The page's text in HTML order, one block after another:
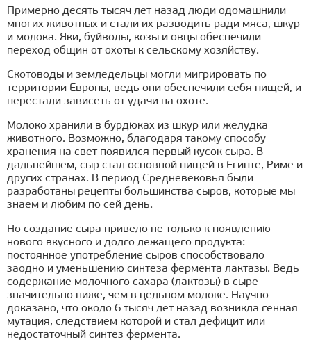
Примерно десять тысяч лет назад люди одомашнили
многих животных и стали их разводить ради мяса, шкур
и молока. Яки, буйволы, козы и овцы обеспечили
переход общин от охоты к сельскому хозяйству.
Скотоводы и земледельцы могли мигрировать по
территории Европы, ведь они обеспечили себя пищей, и
перестали зависеть от удачи на охоте.
Молоко хранили в бурдюках из шкур или желудка
животного. Возможно, благодаря такому способу
хранения на свет появился первый кусок сыра. В
дальнейшем, сыр стал основной пищей в Египте, Риме и
других странах. В период Средневековья были
разработаны рецепты большинства сыров, которые мы
знаем и любим по сей день.
Но создание сыра привело не только к появлению
нового вкусного и долго лежащего продукта:
постоянное употребление сыров способствовало
заодно и уменьшению синтеза фермента лактазы. Ведь
содержание молочного сахара (лактозы) в сыре
значительно ниже, чем в цельном молоке. Научно
доказано, что около 6 тысяч лет назад возникла генная
мутация, следствием которой и стал дефицит или
недостаточный синтез фермента.